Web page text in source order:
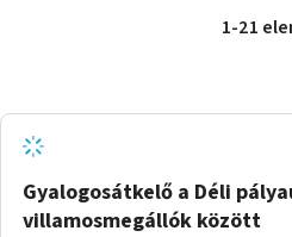
1-21
Gyalogosátkelő a Déli
villamosmegállók között